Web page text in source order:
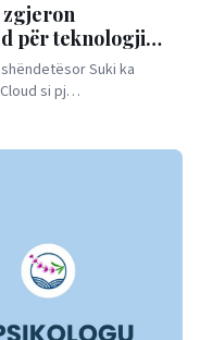
zgjeron
për teknologji
Suki ka
si pj…